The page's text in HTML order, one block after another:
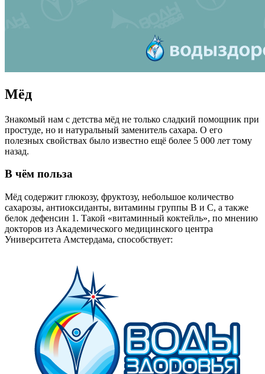
Мёд
Знакомый нам с детства мёд не только сладкий помощник при
простуде, но и натуральный заменитель сахара. О его
полезных свойствах было известно ещё более 5 000 лет тому
назад.
В чём польза
Мёд содержит глюкозу, фруктозу, небольшое количество
сахарозы, антиоксиданты, витамины группы В и С, а также
белок дефенсин 1. Такой «витаминный коктейль», по мнению
докторов из Академического медицинского центра
Университета Амстердама, способствует: